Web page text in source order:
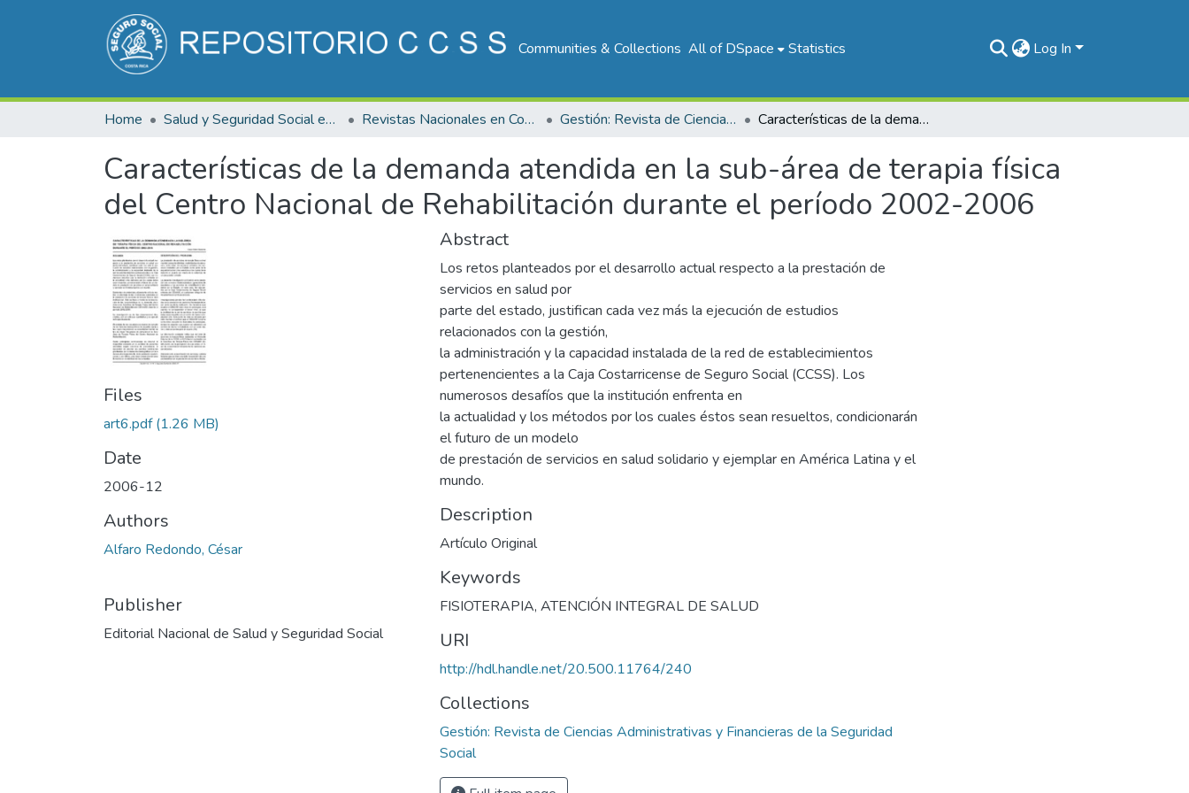
Communities & Collections All of DSpace Statistics Log In
Home Salud y Seguridad Social en Costa Rica Revistas Nacionales en Costa Rica Gestión: Revista de Ciencias Administrativas y Financieras de la Seguridad Social Características de la demanda atendida en la sub-área de terapia física del Centro Nacional de Rehabilitación durante el período 2002-2006
Características de la demanda atendida en la sub-área de terapia física
del Centro Nacional de Rehabilitación durante el período 2002-2006
Files
art6.pdf(1.26 MB)
Date
2006-12
Authors
Alfaro Redondo, César
Publisher
Editorial Nacional de Salud y Seguridad Social
Abstract
Los retos planteados por el desarrollo actual respecto a la prestación de
servicios en salud por
parte del estado, justifican cada vez más la ejecución de estudios
relacionados con la gestión,
la administración y la capacidad instalada de la red de establecimientos
pertenencientes a la Caja Costarricense de Seguro Social (CCSS). Los
numerosos desafíos que la institución enfrenta en
la actualidad y los métodos por los cuales éstos sean resueltos, condicionarán
el futuro de un modelo
de prestación de servicios en salud solidario y ejemplar en América Latina y el
mundo.
Description
Artículo Original
Keywords
FISIOTERAPIA, ATENCIÓN INTEGRAL DE SALUD
URI
http://hdl.handle.net/20.500.11764/240
Collections
Gestión: Revista de Ciencias Administrativas y Financieras de la Seguridad
Social